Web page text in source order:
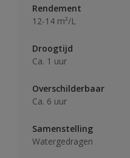
Rendement
12-14 m²/L
Droogtijd
Ca. 1 uur
Overschilderbaar
Ca. 6 uur
Samenstelling
Watergedragen